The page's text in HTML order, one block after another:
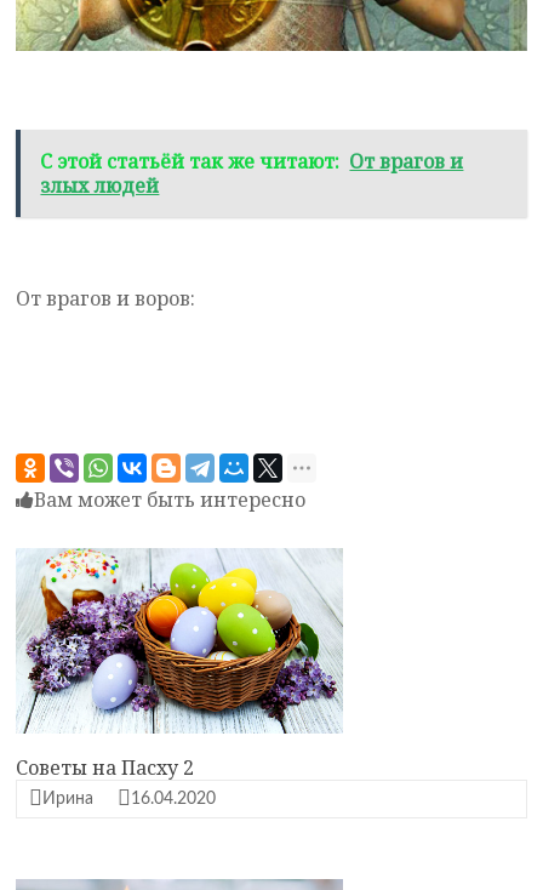
С этой статьёй так же читают: От врагов и
злых людей
От врагов и воров:
Вам может быть интересно
Советы на Пасху 2
Ирина 16.04.2020